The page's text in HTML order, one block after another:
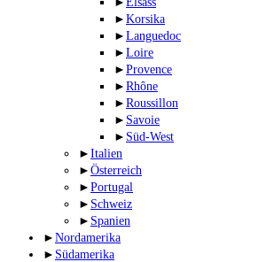
► Korsika
► Languedoc
► Loire
► Provence
► Rhône
► Roussillon
► Savoie
► Süd-West
► Italien
► Österreich
► Portugal
► Schweiz
► Spanien
► Nordamerika
► Südamerika